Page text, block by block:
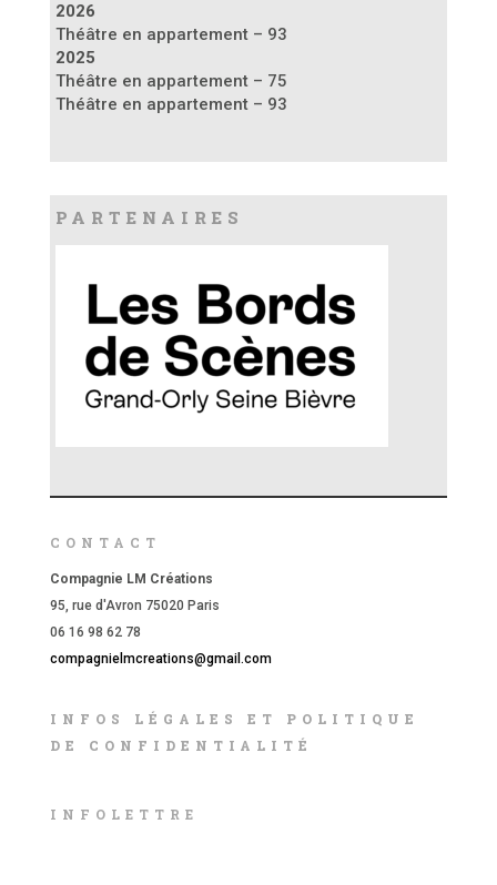
2026
Théâtre en appartement – 93
2025
Théâtre en appartement – 75
Théâtre en appartement – 93
PARTENAIRES
CONTACT
Compagnie LM Créations
95, rue d'Avron 75020 Paris
06 16 98 62 78
compagnielmcreations@gmail.com
INFOS LÉGALES ET POLITIQUE
DE CONFIDENTIALITÉ
INFOLETTRE